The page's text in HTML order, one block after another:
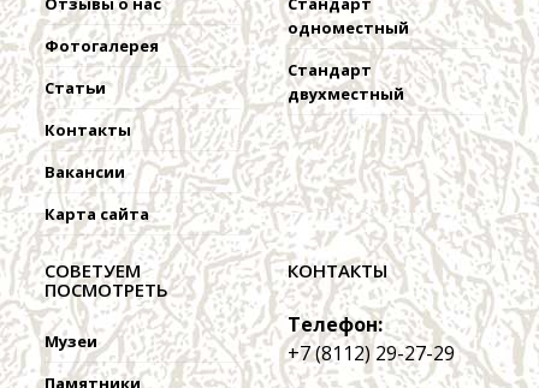
Фотогалерея
Статьи
Контакты
Вакансии
Карта сайта
одноместный
Стандарт
двухместный
СОВЕТУЕМ
ПОСМОТРЕТЬ
Музеи
Памятники
КОНТАКТЫ
Телефон:
+7 (8112) 29-27-29